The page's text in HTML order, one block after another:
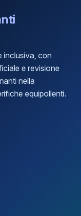
inclusiva, con
e revisione
nella
equipollenti.